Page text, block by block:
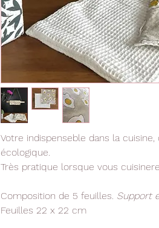
Votre indispenseble dans la
écologique.
Très pratique lorsque vous
Composition de 5 feuilles. Support
Feuilles 22 x 22 cm